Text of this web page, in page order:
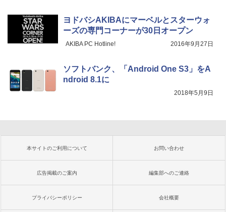
ヨドバシAKIBAにマーベルとスターウォ
ーズの専門コーナーが30日オープン
AKIBA PC Hotline! 2016年9月27日
ソフトバンク、「Android One S3」をA
ndroid 8.1に
2018年5月9日
本サイトのご利用について お問い合わせ
広告掲載のご案内 編集部へのご連絡
プライバシーポリシー 会社概要